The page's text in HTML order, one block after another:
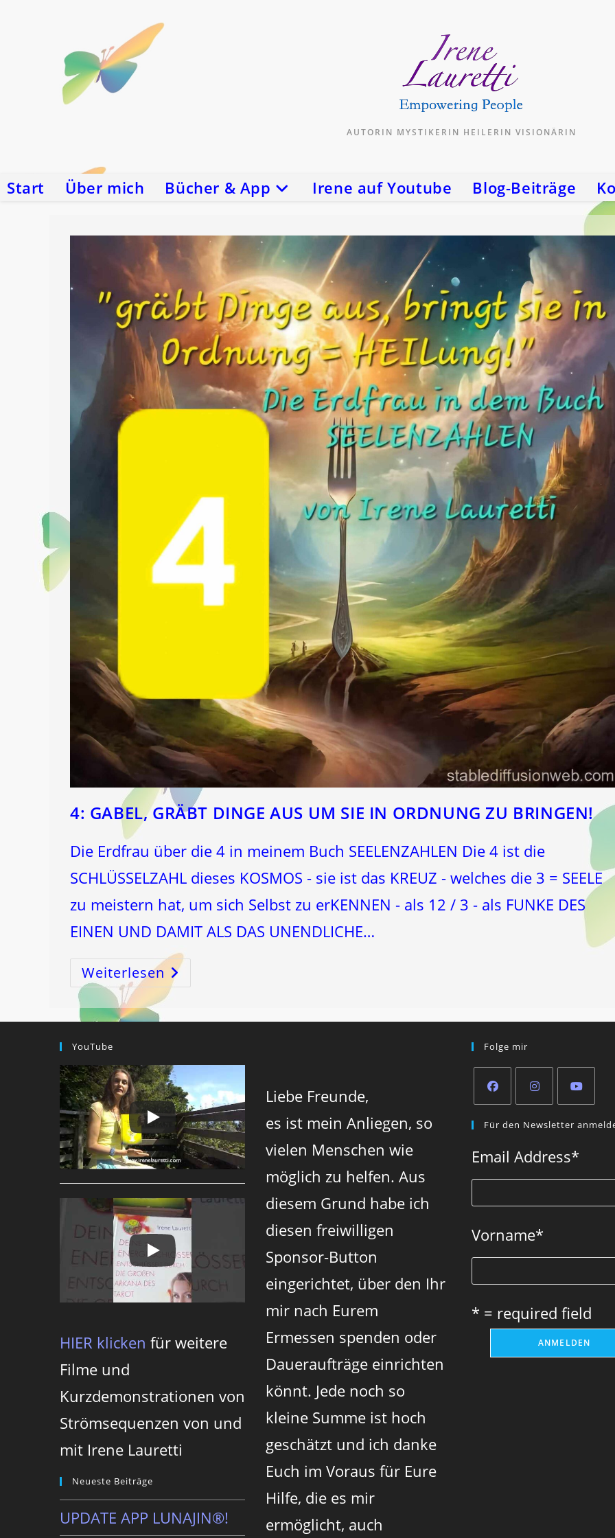
AUTORIN MYSTIKERIN HEILERIN VISIONÄRIN
Start Über mich Bücher & App Irene auf Youtube Blog-Beiträge
4: GABEL, GRÄBT DINGE AUS UM SIE IN ORDNUNG ZU BRINGEN!
Die Erdfrau über die 4 in meinem Buch SEELENZAHLEN Die 4 ist die
SCHLÜSSELZAHL dieses KOSMOS - sie ist das KREUZ - welches die 3 = SEELE
zu meistern hat, um sich Selbst zu erKENNEN - als 12 / 3 - als FUNKE DES
EINEN UND DAMIT ALS DAS UNENDLICHE…
Weiterlesen 4:
GABEL,
GRÄBT
DINGE
BRINGEN!
YouTube
HIER klicken für weitere
Filme und
Kurzdemonstrationen von
Strömsequenzen von und
mit Irene Lauretti
Neueste Beiträge
UPDATE APP LUNAJIN®!
Liebe Freunde,
es ist mein Anliegen, so
vielen Menschen wie
möglich zu helfen. Aus
diesem Grund habe ich
diesen freiwilligen
Sponsor-Button
eingerichtet, über den Ihr
mir nach Eurem
Ermessen spenden oder
Daueraufträge einrichten
könnt. Jede noch so
kleine Summe ist hoch
geschätzt und ich danke
Euch im Voraus für Eure
Hilfe, die es mir
ermöglicht, auch
Folge mir
in
new
tab
in
new
tab
in
new
tab
Für den Newsletter
Email Address*
Vorname*
* = required field